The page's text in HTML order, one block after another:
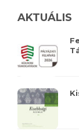
AKTUÁLIS